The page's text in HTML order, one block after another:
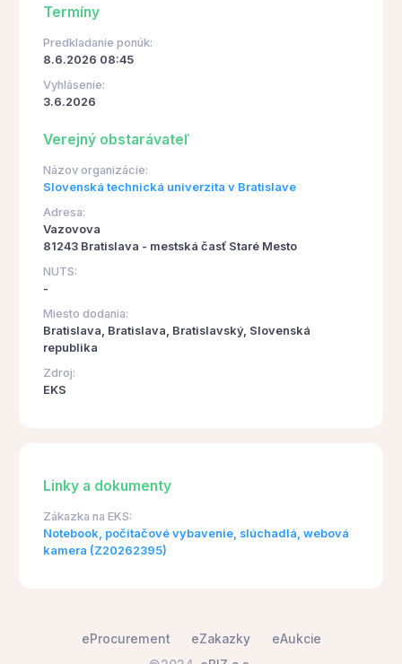
Termíny
Predkladanie ponúk:
8.6.2026 08:45
Vyhlásenie:
3.6.2026
Verejný obstarávateľ
Názov organizácie:
Slovenská technická univerzita v Bratislave
Adresa:
Vazovova
81243 Bratislava - mestská časť Staré Mesto
NUTS:
-
Miesto dodania:
Bratislava, Bratislava, Bratislavský, Slovenská
republika
Zdroj:
EKS
Linky a dokumenty
Zákazka na EKS:
Notebook, počítačové vybavenie, slúchadlá, webová
kamera (Z20262395)
eProcurement eZakazky eAukcie